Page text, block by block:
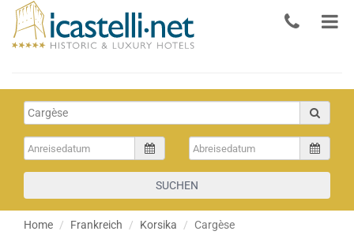
SUCHEN
Home Frankreich Korsika Cargèse